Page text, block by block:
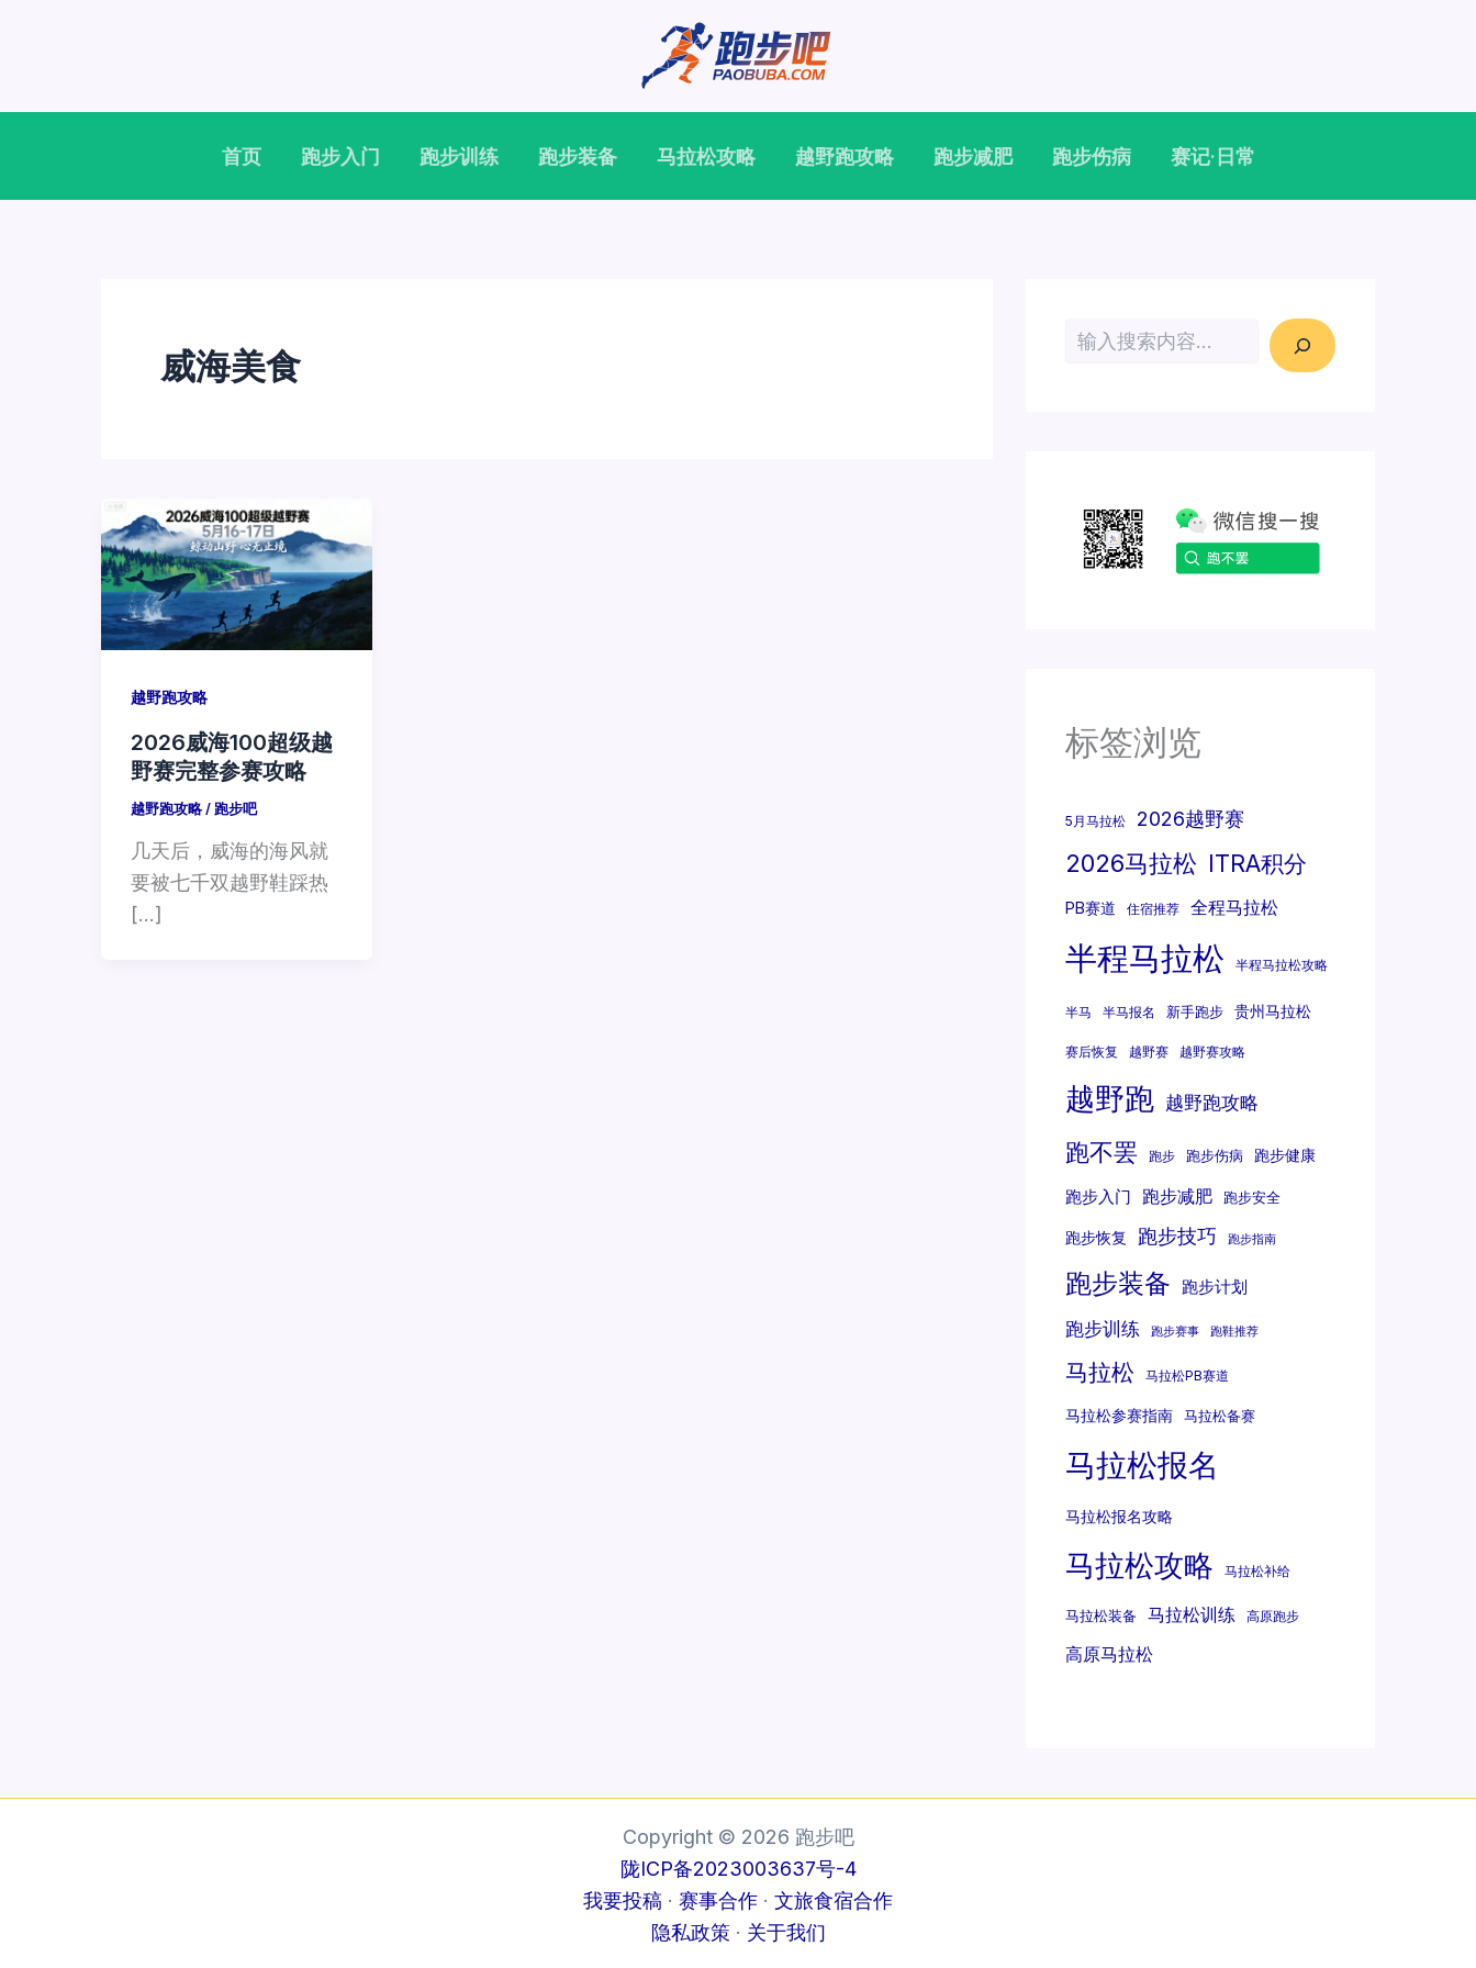
容
首页
跑步入门 跑步训练 跑步装备 马拉松攻略 越野跑攻略 跑步减肥 跑步伤病 赛记·日常
威海美食
越野跑攻略
2026威海100超级越
野赛完整参赛攻略
越野跑攻略/ 跑步吧
几天后，威海的海风就
要被七千双越野鞋踩热
[…]
搜索
标签浏览
5月马拉松 2026越野赛
2026马拉松 ITRA积分
PB赛道 住宿推荐 全程马拉松
半程马拉松 半程马拉松攻略
半马 半马报名 新手跑步 贵州马拉松
赛后恢复 越野赛 越野赛攻略
越野跑 越野跑攻略
跑不罢 跑步 跑步伤病 跑步健康
跑步入门 跑步减肥 跑步安全
跑步恢复 跑步技巧 跑步指南
跑步装备 跑步计划
跑步训练 跑步赛事 跑鞋推荐
马拉松 马拉松PB赛道
马拉松参赛指南 马拉松备赛
马拉松报名
马拉松报名攻略
马拉松攻略 马拉松补给
马拉松装备 马拉松训练 高原跑步
高原马拉松
Copyright © 2026 跑步吧
陇ICP备2023003637号-4
我要投稿 · 赛事合作 · 文旅食宿合作
隐私政策· 关于我们